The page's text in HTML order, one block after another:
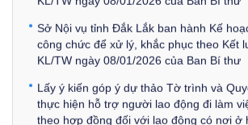
Sở Nội vụ tỉnh Đắk Lắk ban hành Kế
công chức để xử lý, khắc phục theo Kết
KL/TW ngày 08/01/2026 của Ban Bí thư
Lấy ý kiến góp ý dự thảo Tờ trình và
thực hiện hỗ trợ người lao động đi làm
theo hợp đồng đối với lao động có nơi ở